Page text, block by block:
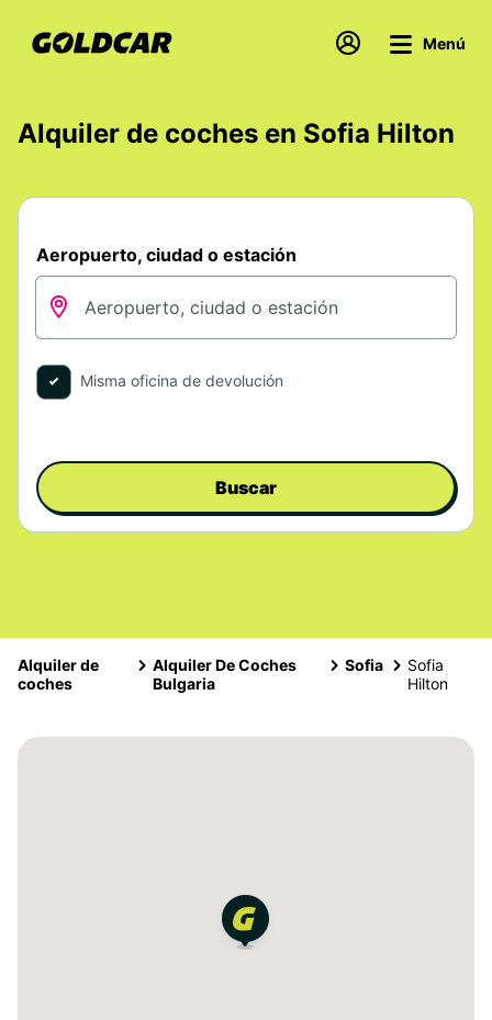
Menú
Alquiler de coches en Sofia Hilton
Aeropuerto, ciudad o estación
Misma oficina de devolución
Buscar
Alquiler de
coches
Alquiler De Coches
Bulgaria
Sofia
Sofia
Hilton